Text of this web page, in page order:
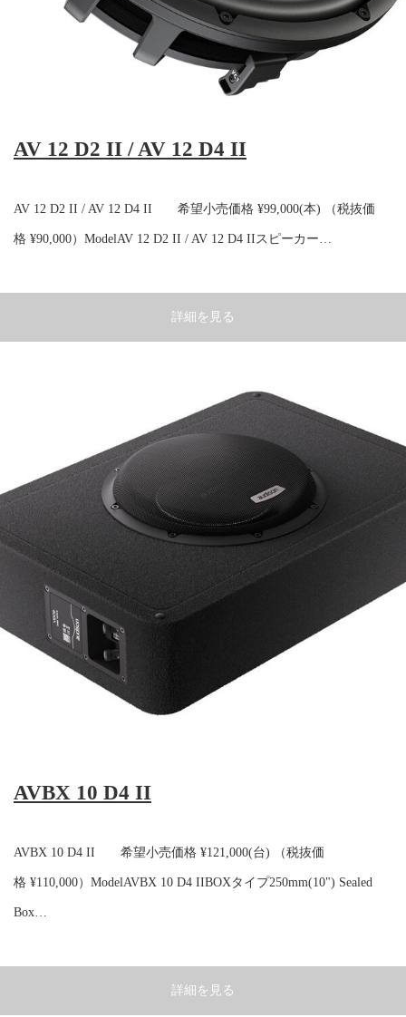
AV 12 D2 II / AV 12 D4 II
AV 12 D2 II / AV 12 D4 II 希望小売価格 ¥99,000(本) （税抜価
格 ¥90,000）ModelAV 12 D2 II / AV 12 D4 IIスピーカー…
詳細を見る
AVBX 10 D4 II
AVBX 10 D4 II 希望小売価格 ¥121,000(台) （税抜価
格 ¥110,000）ModelAVBX 10 D4 IIBOXタイプ250mm(10") Sealed
Box…
詳細を見る